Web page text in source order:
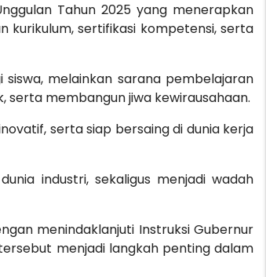
Tahun 2025 yang menerapkan
kurikulum, sertifikasi kompetensi, serta
melainkan sarana pembelajaran
membangun jiwa kewirausahaan.
serta siap bersaing di dunia kerja
industri, sekaligus menjadi wadah
menindaklanjuti Instruksi Gubernur
menjadi langkah penting dalam